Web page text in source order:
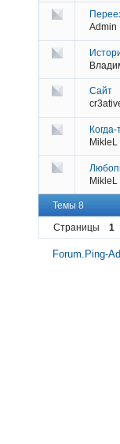
Admin
Сайт
MikleL
MikleL
Темы 8
Страницы
1
Forum.Ping-